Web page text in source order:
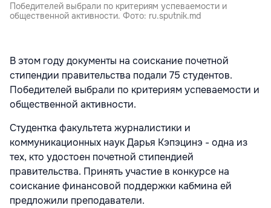
Победителей выбрали по критериям успеваемости и
общественной активности. Фото: ru.sputnik.md
В этом году документы на соискание почетной
стипендии правительства подали 75 студентов.
Победителей выбрали по критериям успеваемости и
общественной активности.
Студентка факультета журналистики и
коммуникационных наук Дарья Кэпэцинэ - одна из
тех, кто удостоен почетной стипендией
правительства. Принять участие в конкурсе на
соискание финансовой поддержки кабмина ей
предложили преподаватели.